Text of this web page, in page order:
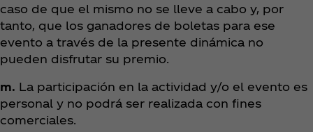
caso de que el mismo no se lleve a cabo y, por
tanto, que los ganadores de boletas para ese
evento a través de la presente dinámica no
pueden disfrutar su premio.
m. La participación en la actividad y/o el evento es
personal y no podrá ser realizada con fines
comerciales.